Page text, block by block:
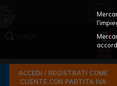
ACCEDI / REGISTRATI COME
CLIENTE CON PARTITA IVA